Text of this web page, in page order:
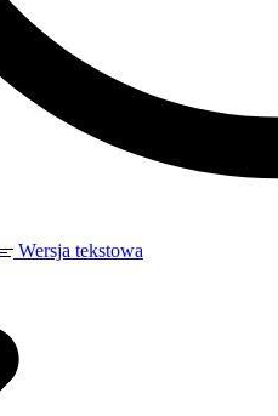
Wersja tekstowa